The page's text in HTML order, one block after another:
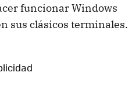
funcionar Windows
sus clásicos terminales.